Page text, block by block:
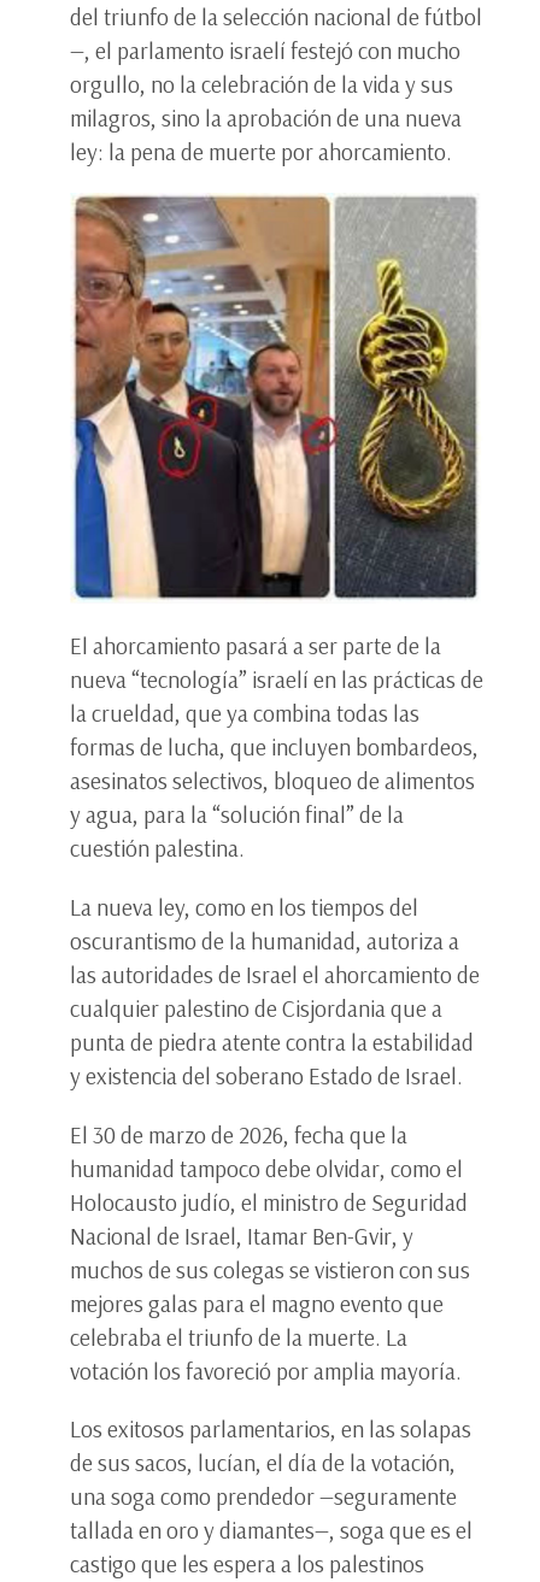
del triunfo de la selección nacional de fútbol
—, el parlamento israelí festejó con mucho
orgullo, no la celebración de la vida y sus
milagros, sino la aprobación de una nueva
ley: la pena de muerte por ahorcamiento.
El ahorcamiento pasará a ser parte de la
nueva “tecnología” israelí en las prácticas de
la crueldad, que ya combina todas las
formas de lucha, que incluyen bombardeos,
asesinatos selectivos, bloqueo de alimentos
y agua, para la “solución final” de la
cuestión palestina.
La nueva ley, como en los tiempos del
oscurantismo de la humanidad, autoriza a
las autoridades de Israel el ahorcamiento de
cualquier palestino de Cisjordania que a
punta de piedra atente contra la estabilidad
y existencia del soberano Estado de Israel.
El 30 de marzo de 2026, fecha que la
humanidad tampoco debe olvidar, como el
Holocausto judío, el ministro de Seguridad
Nacional de Israel, Itamar Ben-Gvir, y
muchos de sus colegas se vistieron con sus
mejores galas para el magno evento que
celebraba el triunfo de la muerte. La
votación los favoreció por amplia mayoría.
Los exitosos parlamentarios, en las solapas
de sus sacos, lucían, el día de la votación,
una soga como prendedor —seguramente
tallada en oro y diamantes—, soga que es el
castigo que les espera a los palestinos